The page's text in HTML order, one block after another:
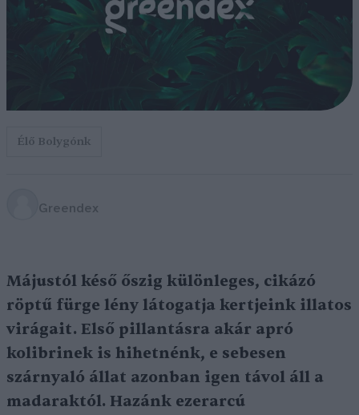
Élő Bolygónk
Greendex
Májustól késő őszig különleges, cikázó
röptű fürge lény látogatja kertjeink illatos
virágait. Első pillantásra akár apró
kolibrinek is hihetnénk, e sebesen
szárnyaló állat azonban igen távol áll a
madaraktól. Hazánk ezerarcú